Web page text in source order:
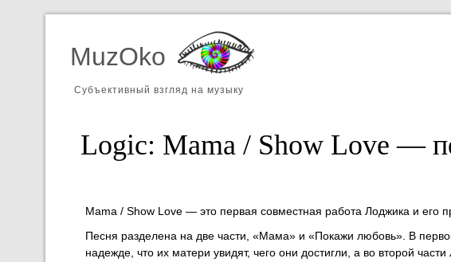
MuzOko
Субъективный взгляд на музыку
Logic: Mama / Show Love —
Mama / Show Love — это первая совместная работа Лоджикa и его
Песня разделена на две части, «Мама» и «Покажи любовь». В
надежде, что их матери увидят, чего они достигли, а во второй